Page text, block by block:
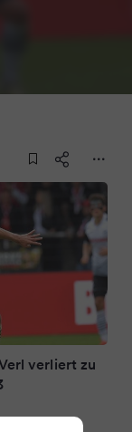
verliert zu